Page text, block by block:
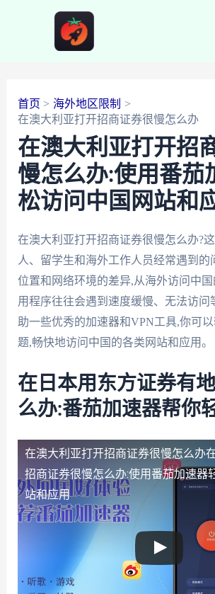
首页
海外地区限制
在澳大利亚打开招商证券很慢怎么办
在澳大利亚打开招
慢怎么办:使用番茄
松访问中国网站和
在澳大利亚打开招商证券很慢怎么办?
人、留学生和海外工作人员经常遇到的
位置和网络环境的差异,从海外访问中
用程序往往会遇到速度缓慢、无法访问
助一些优秀的加速器和VPN工具,你可
题,畅快地访问中国的各类网站和应用。
在日本用东方证券有
么办:番茄加速器帮你
在澳大利亚打开招商证券很慢怎么办
招商证券很慢怎么办:使用番茄加速器
站和应用